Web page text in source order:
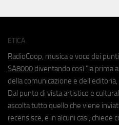
ETICA
RadioCoop, musica e voce dei
SA8000 diventando così "la prima
della comunicazione e
Dal punto di vista artistico e
ascolta tutto quello che viene
recensisce, e in alcuni casi, chiede